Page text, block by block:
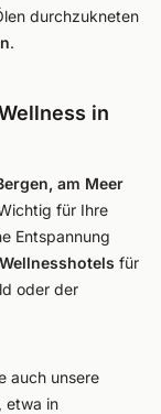
durchzukneten
.
in
am Meer
für Ihre
Entspannung
für
oder der
auch unsere
etwa in